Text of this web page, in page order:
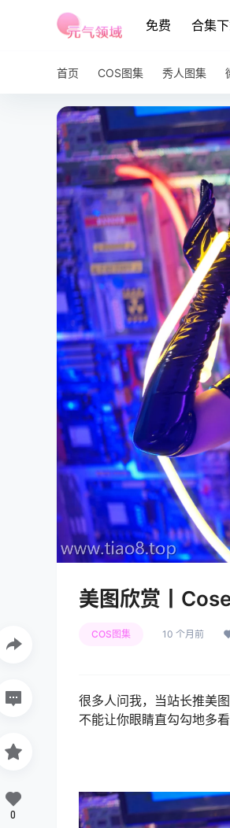
免费 合集
首页 COS图集 秀人图集
美图欣赏丨
COS图集 10 个月前
很多人问我，当站长推美
不能让你眼睛直勾勾地多
0